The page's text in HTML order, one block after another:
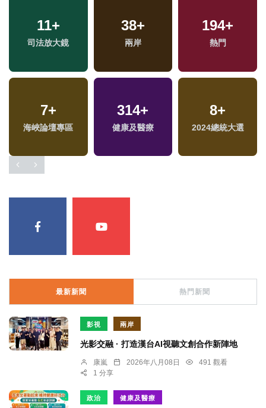
11+
司法放大鏡
38+
兩岸
194+
熱門
7+
海峽論壇專區
314+
健康及醫療
8+
2024總統大選
最新新聞 熱門新聞
影視 兩岸
光影交融 · 打造漢台AI視聽文創合作新陣地
康嵐 2026年八月08日
491 觀看
1 分享
政治 健康及醫療